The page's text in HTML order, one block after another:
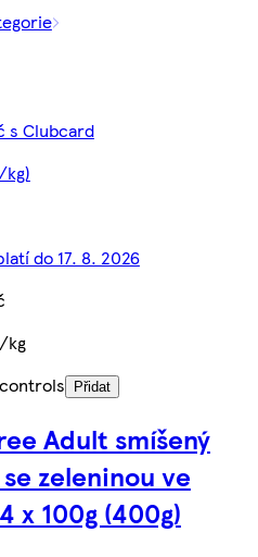
s Clubcard
kg)
do 17. 8. 2026
kg
Přidat
Adult smíšený
zeleninou ve
x 100g (400g)